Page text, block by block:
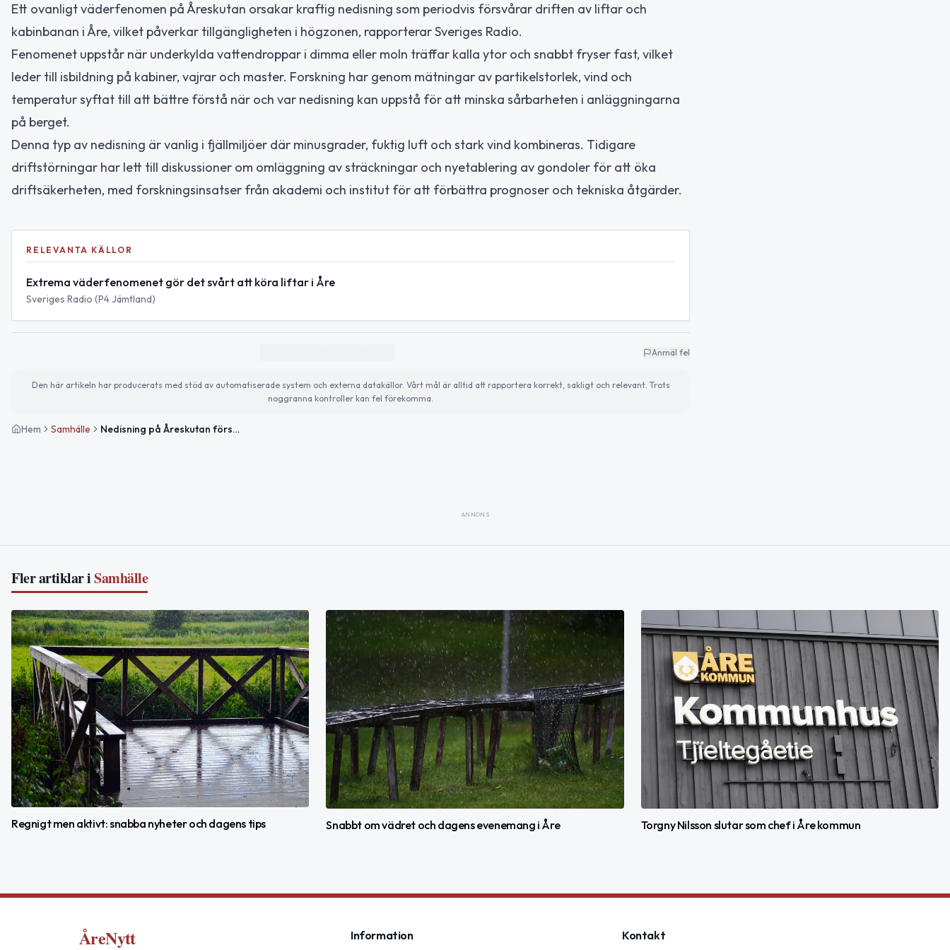
Ett ovanligt väderfenomen på Åreskutan orsakar kraftig nedisning som periodvis försvårar driften av liftar och
kabinbanan i Åre, vilket påverkar tillgängligheten i högzonen, rapporterar Sveriges Radio.
Fenomenet uppstår när underkylda vattendroppar i dimma eller moln träffar kalla ytor och snabbt fryser fast, vilket
leder till isbildning på kabiner, vajrar och master. Forskning har genom mätningar av partikelstorlek, vind och
temperatur syftat till att bättre förstå när och var nedisning kan uppstå för att minska sårbarheten i anläggningarna
på berget.
Denna typ av nedisning är vanlig i fjällmiljöer där minusgrader, fuktig luft och stark vind kombineras. Tidigare
driftstörningar har lett till diskussioner om omläggning av sträckningar och nyetablering av gondoler för att öka
driftsäkerheten, med forskningsinsatser från akademi och institut för att förbättra prognoser och tekniska åtgärder.
RELEVANTA KÄLLOR
Extrema väderfenomenet gör det svårt att köra liftar i Åre
Sveriges Radio (P4 Jämtland)
Anmäl fel
Den här artikeln har producerats med stöd av automatiserade system och externa datakällor. Vårt mål är alltid att rapportera korrekt, sakligt och relevant. Trots
noggranna kontroller kan fel förekomma.
Hem Samhälle Nedisning på Åreskutan försvårar liftdrift och tillgänglighet
ANNONS
Fler artiklar iSamhälle
Regnigt men aktivt: snabba nyheter och dagens tips Snabbt om vädret och dagens evenemang i Åre Torgny Nilsson slutar som chef i Åre kommun
ÅreNytt Information Kontakt